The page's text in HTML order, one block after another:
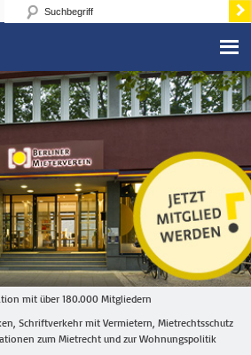
mit über 180.000 Mitgliedern
Schriftverkehr mit Vermietern, Mietrechtsschutz
zum Mietrecht und zur Wohnungspolitik